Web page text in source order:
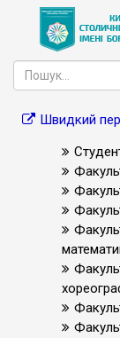
Швидкий